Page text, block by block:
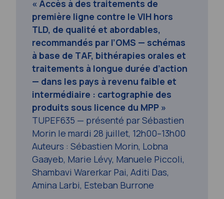
« Accès à des traitements de
première ligne contre le VIH hors
TLD, de qualité et abordables,
recommandés par l’OMS — schémas
à base de TAF, bithérapies orales et
traitements à longue durée d’action
— dans les pays à revenu faible et
intermédiaire : cartographie des
produits sous licence du MPP »
TUPEF635 — présenté par Sébastien
Morin le mardi 28 juillet, 12h00–13h00
Auteurs : Sébastien Morin, Lobna
Gaayeb, Marie Lévy, Manuele Piccoli,
Shambavi Warerkar Pai, Aditi Das,
Amina Larbi, Esteban Burrone